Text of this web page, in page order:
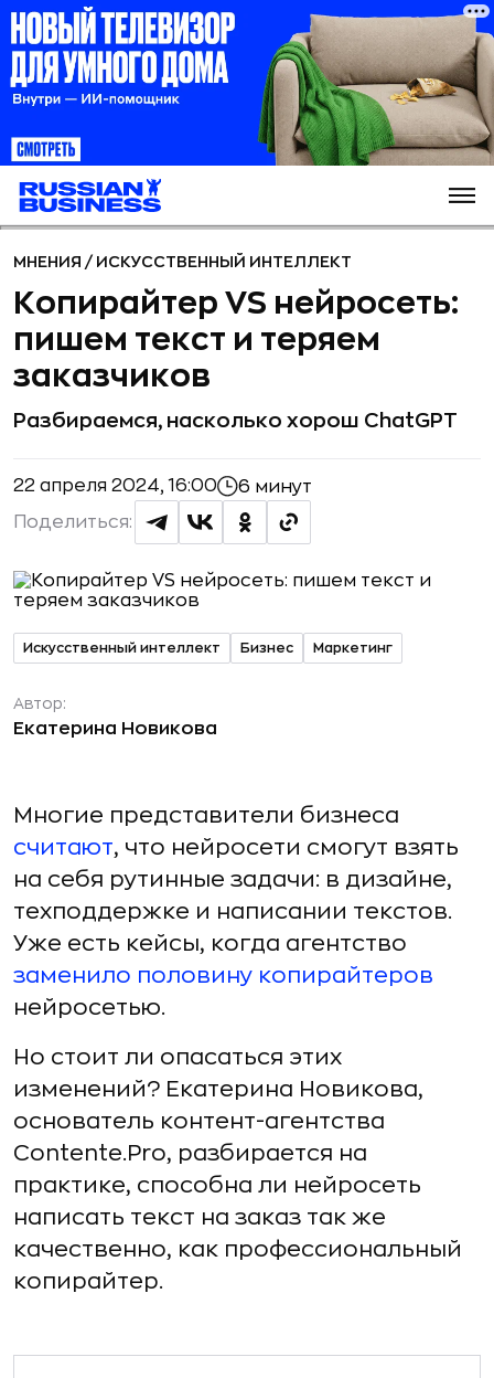
МНЕНИЯ / ИСКУССТВЕННЫЙ ИНТЕЛЛЕКТ
Копирайтер VS нейросеть:
пишем текст и теряем
заказчиков
Разбираемся, насколько хорош ChatGPT
22 апреля 2024, 16:00 6 минут
Поделиться:
Искусственный интеллект Бизнес Маркетинг
Автор:
Екатерина Новикова
Многие представители бизнеса
считают, что нейросети смогут взять
на себя рутинные задачи: в дизайне,
техподдержке и написании текстов.
Уже есть кейсы, когда агентство
заменило половину копирайтеров
нейросетью.
Но стоит ли опасаться этих
изменений? Екатерина Новикова,
основатель контент-агентства
Contente.Pro, разбирается на
практике, способна ли нейросеть
написать текст на заказ так же
качественно, как профессиональный
копирайтер.